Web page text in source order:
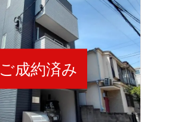
ご成約済み